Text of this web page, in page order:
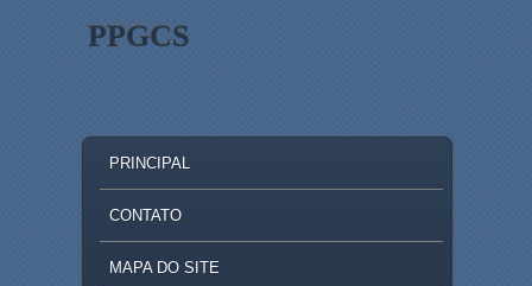
PPGCS
SKIP TO PRIMARY CONTENT
SKIP TO SECONDARY CONTENT
PRINCIPAL
CONTATO
MAPA DO SITE